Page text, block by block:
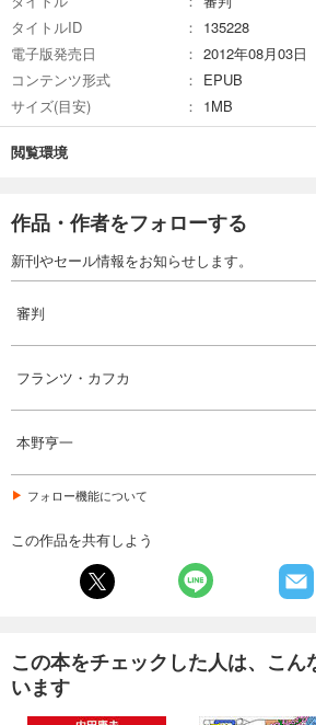
タイトルID
135228
電子版発売日
2012年08月03日
コンテンツ形式
EPUB
サイズ(目安)
1MB
閲覧環境
作品・作者をフォローする
新刊やセール情報をお知らせします。
審判
フランツ・カフカ
本野亨一
フォロー機能について
この作品を共有しよう
この本をチェックした人は、こん
います